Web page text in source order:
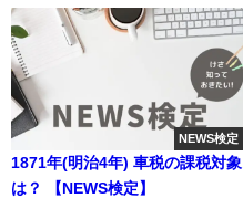
NEWS検定
1871年(明治4年) 車税の課税対象
は？ 【NEWS検定】